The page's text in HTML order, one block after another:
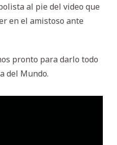
al pie del video que
en el amistoso ante
pronto para darlo todo
del Mundo.